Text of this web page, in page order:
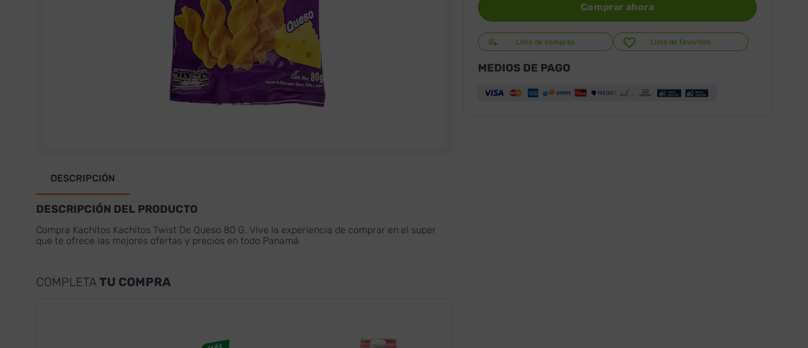
DESCRIPCIÓN
DESCRIPCIÓN DEL PRODUCTO
Compra Kachitos Kachitos Twist De Queso 80 G. Vive la experiencia de comprar en el super
que te ofrece las mejores ofertas y precios en todo Panamá
COMPLETATU COMPRA
Comprar ahora
Lista de compras Lista de favoritos
MEDIOS DE PAGO